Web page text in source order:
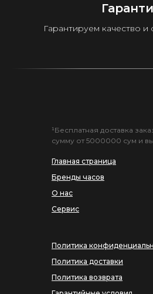
Гарантируем качество и
Главная страница
Бренды часов
О нас
Сервис
¹Бесплатная доставка
сумму от 5000000 сум и
Политика
Политика доставки
Политика возврата